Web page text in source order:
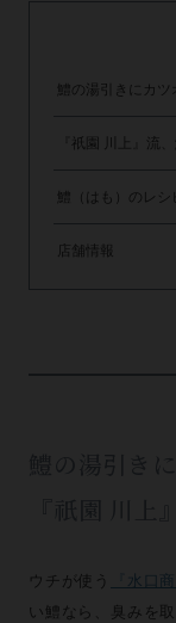
鱧の湯引きにカ
『祇園 川上』流
鱧（はも）のレシ
店舗情報
ウチが使う 『水口
い鱧なら、臭みを